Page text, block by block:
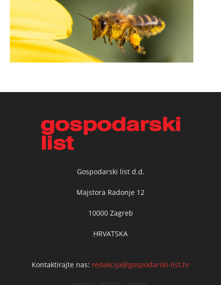
Gospodarski list d.d.
Majstora Radonje 12
10000 Zagreb
HRVATSKA
Kontaktirajte nas: redakcija@gospodarski-list.hr